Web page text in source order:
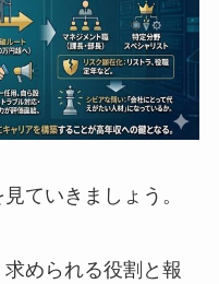
ていきましょう。
められる役割と報